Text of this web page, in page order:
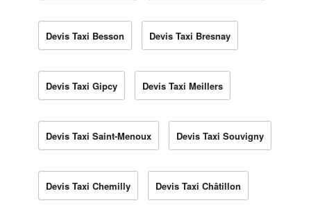
Devis Taxi Besson Devis Taxi Bresnay
Devis Taxi Gipcy Devis Taxi Meillers
Devis Taxi Saint-Menoux Devis Taxi Souvigny
Devis Taxi Chemilly Devis Taxi Châtillon